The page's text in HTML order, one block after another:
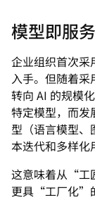
模型即服
企业组织首次采
入手。但随着
转向 AI 的规模
特定模型，而发
型（语言模型
本迭代和多样化
这意味着从“工
更具“工厂化”